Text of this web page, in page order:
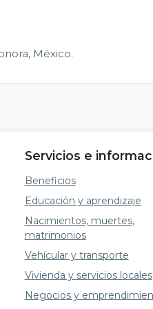
México.
Servicios e
Beneficios
Educación y aprendizaje
Nacimientos, muertes,
matrimonios
Vehícular y transporte
Vivienda y servicios locales
Negocios y